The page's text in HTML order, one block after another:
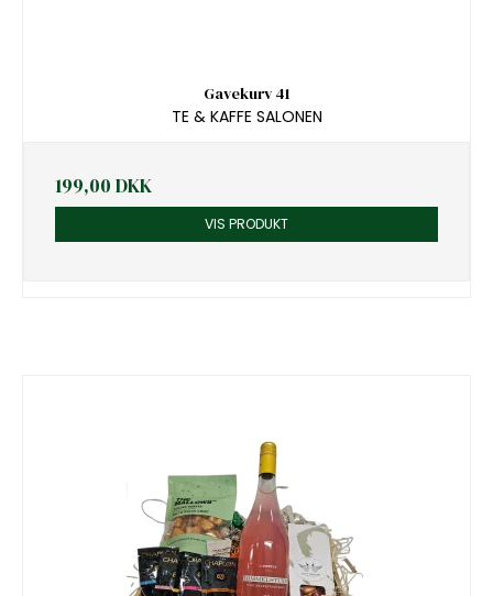
Gavekurv 41
TE & KAFFE SALONEN
199,00 DKK
VIS PRODUKT